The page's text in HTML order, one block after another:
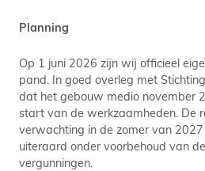
Planning
Op 1 juni 2026 zijn wij officieel
pand. In goed overleg met
dat het gebouw medio november
start van de werkzaamheden. De
verwachting in de zomer van
uiteraard onder voorbehoud van
vergunningen.